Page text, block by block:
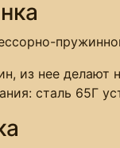
из нее делают
сталь 65Г